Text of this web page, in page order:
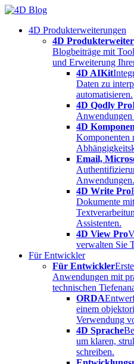
Skip
content4D Produkterweiterungen
4D
Blogbeiträge mit
und Erweiterung
4D AIKit
Daten zu
automatisieren.
4D Qodly Pro
4D
Komponenten
Email,
Anwendungen.
4D Write Pro
Dokumente
Assistenten.
4D View Pro
verwalten Sie
Für Entwickler
Für Entwickler
Anwendungen mit
technischen
ORDA
einem
Verwendung
4D Sprache
um klaren,
schreiben.